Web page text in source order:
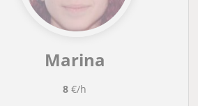
Marina
8 €/h